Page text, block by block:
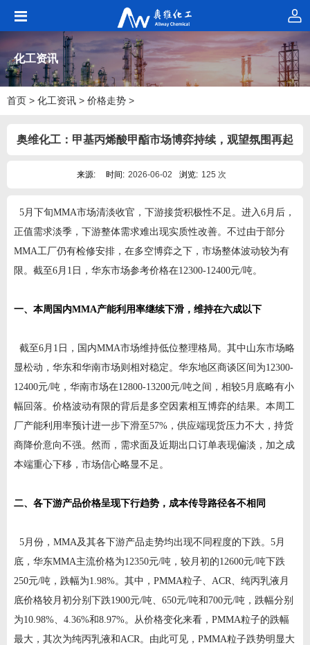
化工资讯
首页 > 化工资讯 > 价格走势 >
奥维化工：甲基丙烯酸甲酯市场博弈持续，观望氛围再起
来源: 时间: 2026-06-02 浏览: 125 次
5月下旬MMA市场清淡收官，下游接货积极性不足。进入6月后，
正值需求淡季，下游整体需求难出现实质性改善。不过由于部分
MMA工厂仍有检修安排，在多空博弈之下，市场整体波动较为有
限。截至6月1日，华东市场参考价格在12300-12400元/吨。
一、本周国内MMA产能利用率继续下滑，维持在六成以下
截至6月1日，国内MMA市场维持低位整理格局。其中山东市场略
显松动，华东和华南市场则相对稳定。华东地区商谈区间为12300-
12400元/吨，华南市场在12800-13200元/吨之间，相较5月底略有小
幅回落。价格波动有限的背后是多空因素相互博弈的结果。本周工
厂产能利用率预计进一步下滑至57%，供应端现货压力不大，持货
商降价意向不强。然而，需求面及近期出口订单表现偏淡，加之成
本端重心下移，市场信心略显不足。
二、各下游产品价格呈现下行趋势，成本传导路径各不相同
5月份，MMA及其各下游产品走势均出现不同程度的下跌。5月
底，华东MMA主流价格为12350元/吨，较月初的12600元/吨下跌
250元/吨，跌幅为1.98%。其中，PMMA粒子、ACR、纯丙乳液月
底价格较月初分别下跌1900元/吨、650元/吨和700元/吨，跌幅分别
为10.98%、4.36%和8.97%。从价格变化来看，PMMA粒子的跌幅
最大，其次为纯丙乳液和ACR。由此可见，PMMA粒子跌势明显大